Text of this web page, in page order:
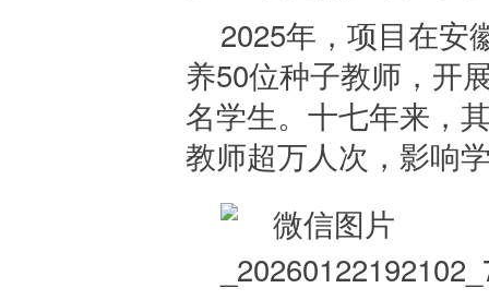
2025年，项目在安
养50位种子教师，开
名学生。十七年来，
教师超万人次，影响